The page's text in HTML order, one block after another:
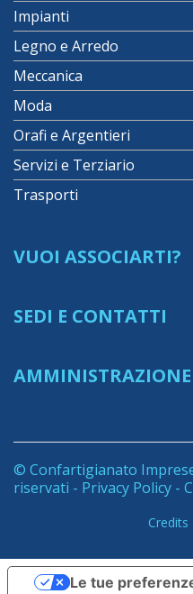
Impianti
Legno e Arredo
Meccanica
Moda
Orafi e Argentieri
Servizi e Terziario
Trasporti
VUOI ASSOCIARTI?
SEDI E CONTATTI
AMMINISTRAZIONE
© Confartigianato
riservati - Privacy Policy -
Credits
Le tue